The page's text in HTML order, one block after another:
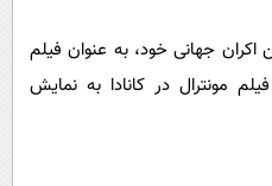
خارجی جهانی خود، به عنوان فیلم
مونترال در کانادا به نمایش